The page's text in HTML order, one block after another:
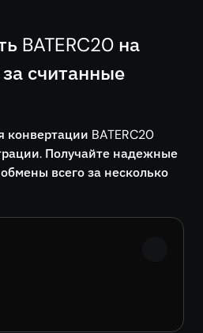
BATERC20 на
считанные
конвертации BATERC20
Получайте надежные
всего за несколько